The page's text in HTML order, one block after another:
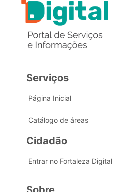
Serviços
Página Inicial
Catálogo de áreas
Cidadão
Entrar no Fortaleza Digital